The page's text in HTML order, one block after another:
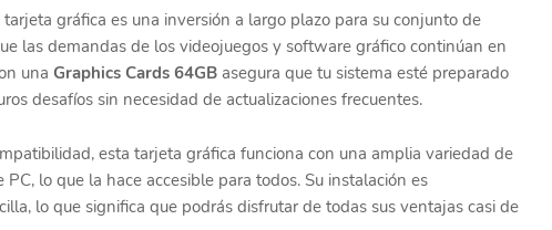
gráfica es una inversión a largo plazo para su conjunto de
las demandas de los videojuegos y software gráfico continúan en
una Graphics Cards 64GB asegura que tu sistema esté preparado
desafíos sin necesidad de actualizaciones frecuentes.
esta tarjeta gráfica funciona con una amplia variedad de
PC, lo que la hace accesible para todos. Su instalación es
lo que significa que podrás disfrutar de todas sus ventajas casi de